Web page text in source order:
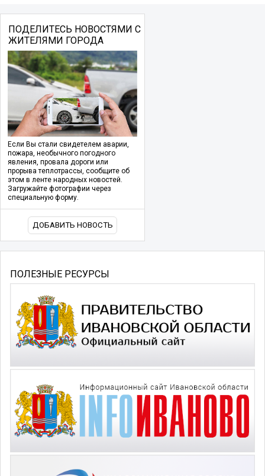
ПОДЕЛИТЕСЬ НОВОСТЯМИ С
ЖИТЕЛЯМИ ГОРОДА
Если Вы стали свидетелем аварии,
пожара, необычного погодного
явления, провала дороги или
прорыва теплотрассы, сообщите об
этом в ленте народных новостей.
Загружайте фотографии через
специальную форму.
ДОБАВИТЬ НОВОСТЬ
ПОЛЕЗНЫЕ РЕСУРСЫ